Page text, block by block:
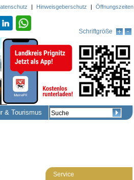
Service
Schriftgröße
| Hinweisgeberschutz | Öffnungszeiten
& Tourismus